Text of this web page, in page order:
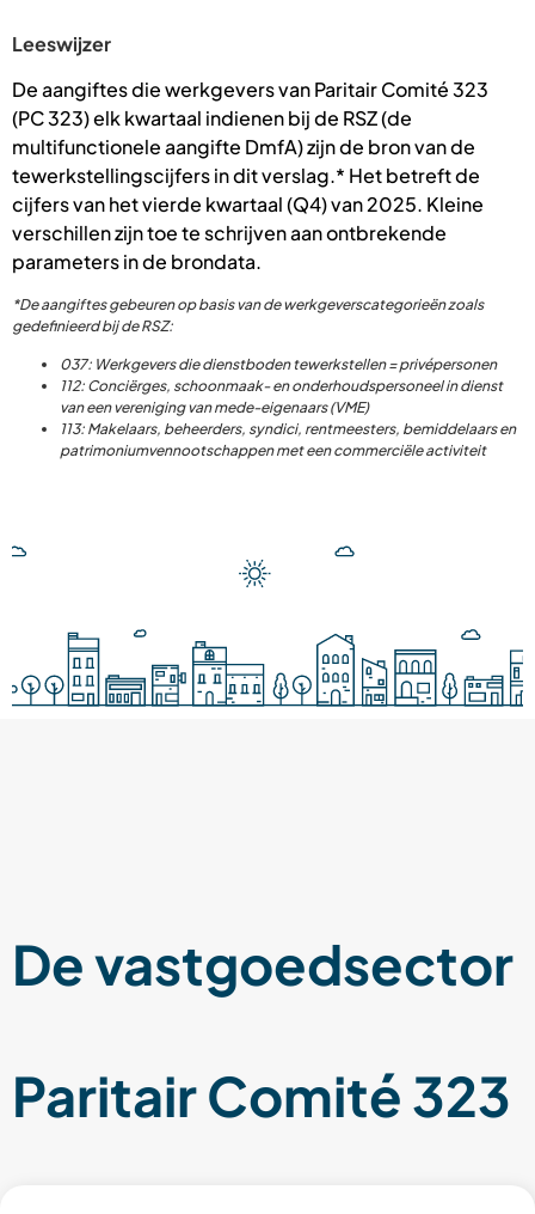
Leeswijzer
De aangiftes die werkgevers van Paritair Comité 323
(PC 323) elk kwartaal indienen bij de RSZ (de
multifunctionele aangifte DmfA) zijn de bron van de
tewerkstellingscijfers in dit verslag.* Het betreft de
cijfers van het vierde kwartaal (Q4) van 2025. Kleine
verschillen zijn toe te schrijven aan ontbrekende
parameters in de brondata.
*De aangiftes gebeuren op basis van de werkgeverscategorieën zoals
gedefinieerd bij de RSZ:
037: Werkgevers die dienstboden tewerkstellen = privépersonen
112: Conciërges, schoonmaak- en onderhoudspersoneel in dienst
van een vereniging van mede-eigenaars (VME)
113: Makelaars, beheerders, syndici, rentmeesters, bemiddelaars en
patrimoniumvennootschappen met een commerciële activiteit
De vastgoed­sector
Paritair Comité 323